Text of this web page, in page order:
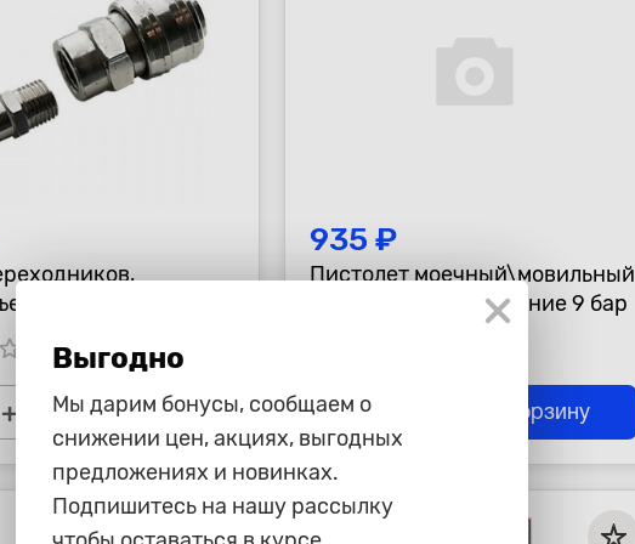
соединение,
соед., 2 шт., внутр.
1/4"// Matrix
star_border star_border
+ В корзину
935 ₽
Пистолет моечный\мовильный
"Voylet" DО-10, давление 9 бар
- В корзину
Выгодно
Мы дарим бонусы, сообщаем о
снижении цен, акциях, выгодных
предложениях и новинках.
Подпишитесь на нашу рассылку